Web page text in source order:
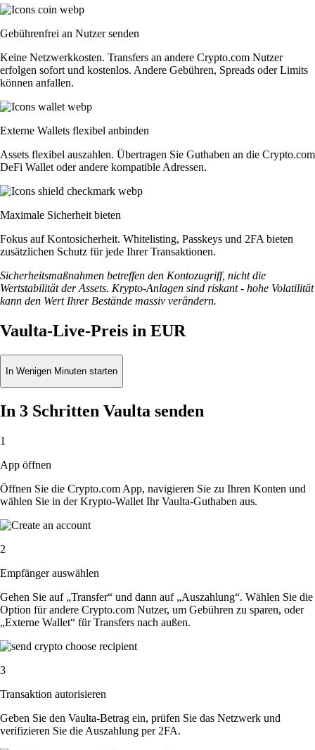
Gebührenfrei an Nutzer senden
Keine Netzwerkkosten. Transfers an andere Crypto.com Nutzer
erfolgen sofort und kostenlos. Andere Gebühren, Spreads oder Limits
können anfallen.
Externe Wallets flexibel anbinden
Assets flexibel auszahlen. Übertragen Sie Guthaben an die Crypto.com
DeFi Wallet oder andere kompatible Adressen.
Maximale Sicherheit bieten
Fokus auf Kontosicherheit. Whitelisting, Passkeys und 2FA bieten
zusätzlichen Schutz für jede Ihrer Transaktionen.
Sicherheitsmaßnahmen betreffen den Kontozugriff, nicht die
Wertstabilität der Assets. Krypto-Anlagen sind riskant - hohe Volatilität
kann den Wert Ihrer Bestände massiv verändern.
Vaulta-Live-Preis in EUR
In Wenigen Minuten starten
In 3 Schritten Vaulta senden
1
App öffnen
Öffnen Sie die Crypto.com App, navigieren Sie zu Ihren Konten und
wählen Sie in der Krypto-Wallet Ihr Vaulta-Guthaben aus.
2
Empfänger auswählen
Gehen Sie auf „Transfer“ und dann auf „Auszahlung“. Wählen Sie die
Option für andere Crypto.com Nutzer, um Gebühren zu sparen, oder
„Externe Wallet“ für Transfers nach außen.
3
Transaktion autorisieren
Geben Sie den Vaulta-Betrag ein, prüfen Sie das Netzwerk und
verifizieren Sie die Auszahlung per 2FA.